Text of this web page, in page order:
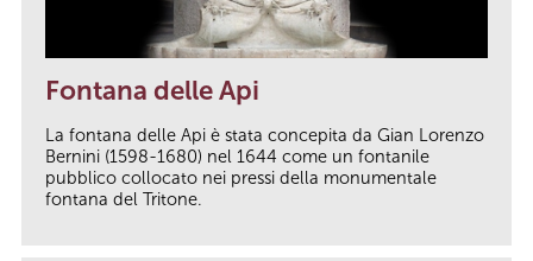
Fontana delle Api
La fontana delle Api è stata concepita da Gian Lorenzo
Bernini (1598-1680) nel 1644 come un fontanile
pubblico collocato nei pressi della monumentale
fontana del Tritone.